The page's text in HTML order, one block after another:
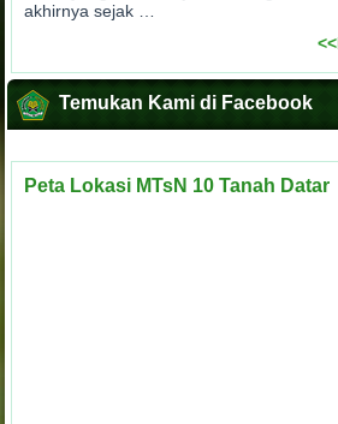
akhirnya sejak …
Temukan Kami di Facebook
Peta Lokasi MTsN 10 Tanah Datar